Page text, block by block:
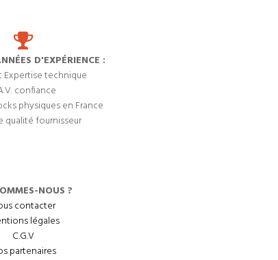
D'EXPÉRIENCE :
Expertise technique
confiance
physiques en France
qualité fournisseur
NOUS ?
contacter
légales
C.G.V
partenaires